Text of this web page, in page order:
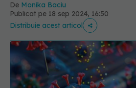
De Monika Baciu
Publicat pe 18 sep 2024, 16:50
Distribuie acest articol